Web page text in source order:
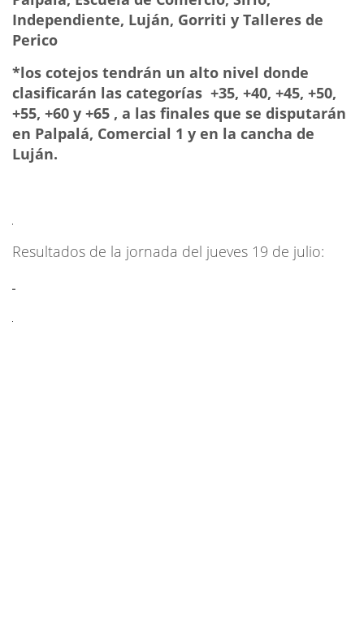
Independiente, Luján, Gorriti y Talleres de
Perico
*los cotejos tendrán un alto nivel donde
clasificarán las categorías +35, +40, +45, +50,
+55, +60 y +65 , a las finales que se disputarán
en Palpalá, Comercial 1 y en la cancha de
Luján.
Resultados de la jornada del jueves 19 de julio: